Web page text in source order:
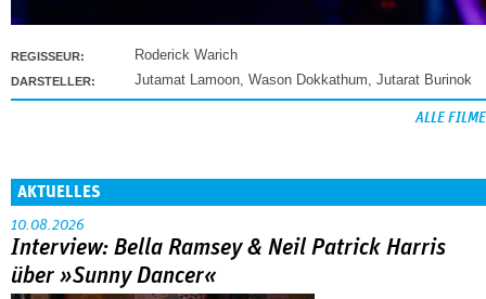
REGISSEUR: Roderick Warich
DARSTELLER: Jutamat Lamoon, Wason Dokkathum, Jutarat Burinok
ALLE FILME
AKTUELLES
10.08.2026
Interview: Bella Ramsey & Neil Patrick Harris
über »Sunny Dancer«